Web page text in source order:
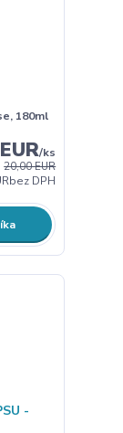
180ml
20,00 EUR
/ks
bez DPH